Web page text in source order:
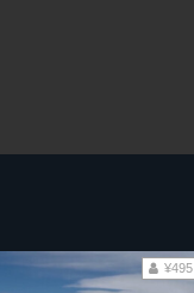
¥495